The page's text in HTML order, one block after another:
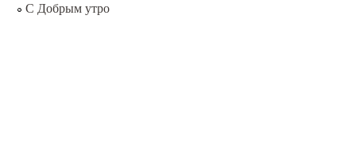
С Добрым утро